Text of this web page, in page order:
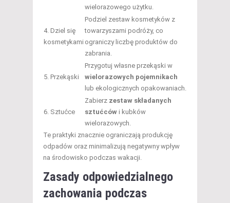
wielorazowego użytku.
4. Dziel się
kosmetykami
Podziel zestaw kosmetyków z
towarzyszami podróży, co
ograniczy liczbę produktów do
zabrania.
5. Przekąski
Przygotuj własne przekąski w
wielorazowych pojemnikach
lub ekologicznych opakowaniach.
6. Sztućce
Zabierz zestaw składanych
sztućców i kubków
wielorazowych.
Te praktyki znacznie ograniczają produkcję
odpadów oraz minimalizują negatywny wpływ
na środowisko podczas wakacji.
Zasady odpowiedzialnego
zachowania podczas